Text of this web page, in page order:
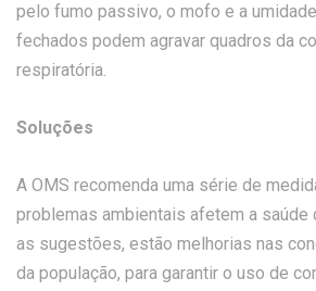
pelo fumo passivo, o mofo e a
fechados podem agravar quadros da
respiratória.
Soluções
A OMS recomenda uma série de
problemas ambientais afetem a saúde
as sugestões, estão melhorias nas
da população, para garantir o uso de